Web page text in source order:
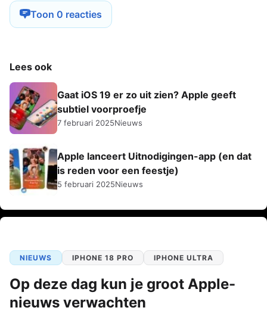
Toon 0 reacties
Lees ook
Gaat iOS 19 er zo uit zien? Apple geeft
subtiel voorproefje
7 februari 2025Nieuws
Apple lanceert Uitnodigingen-app (en dat
is reden voor een feestje)
5 februari 2025Nieuws
NIEUWS IPHONE 18 PRO IPHONE ULTRA
Op deze dag kun je groot Apple-
nieuws verwachten